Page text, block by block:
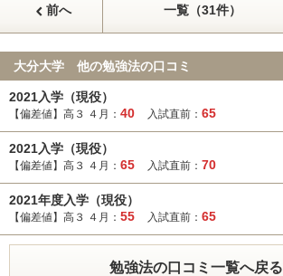
前へ 一覧（31件）
大分大学 他の勉強法の口コミ
2021入学（現役）
【偏差値】高３ ４月： 40 入試直前： 65
2021入学（現役）
【偏差値】高３ ４月： 65 入試直前： 70
2021年度入学（現役）
【偏差値】高３ ４月： 55 入試直前： 65
勉強法の口コミ一覧へ戻る